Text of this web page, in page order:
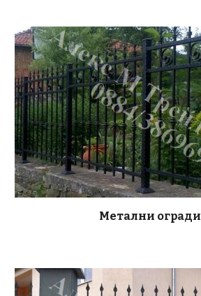
Метални огради